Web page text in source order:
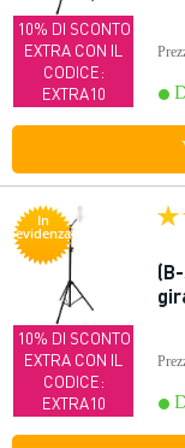
10% DI SCONTO
EXTRA CON IL
CODICE:
EXTRA10
In
evidenza
10% DI SCONTO
EXTRA CON IL
CODICE:
EXTRA10